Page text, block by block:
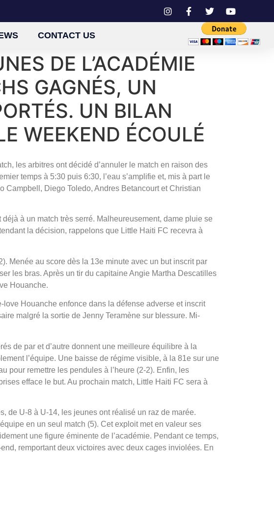
CONTACT US
DE L’ACADÉMIE
GAGNÉS, UN
UN BILAN
WEEKEND ÉCOULÉ
les arbitres ont décidé d’annuler le match en raison des
temps à 5:30 puis 6:30, l’eau s’amplifie et, mis à part le
Campbell, Diego Toledo, Andres Betancourt et Christian
à un match très serré. Malheureusement, dame pluie se
la décision, rappelons que Little Haiti FC recevra à
Menée au score dès la 13e minute avec un but inscrit par
les bras. Après un tir du capitaine Angie Martha Descatilles
Houanche.
Houanche enfonce dans la défense adverse et inscrit
malgré la sortie de Jenny Teramène sur blessure. Mi-
de par et d’autre donnent une meilleure équilibre à la
l’équipe. Une baisse de régime visible, à la 81e sur une
pour remettre les pendules à l’heure (2-2). Enfin, les
efface le but. Au prochain match, Little Haiti FC sera à
de U-8 à U-14, les jeunes ont réalisé un raz de marée.
en un seul match (5). Cet exploit met en valeur ses
une figure éminente de l’académie. Pendant ce temps,
remportant deux victoires avec deux cages inviolées. En